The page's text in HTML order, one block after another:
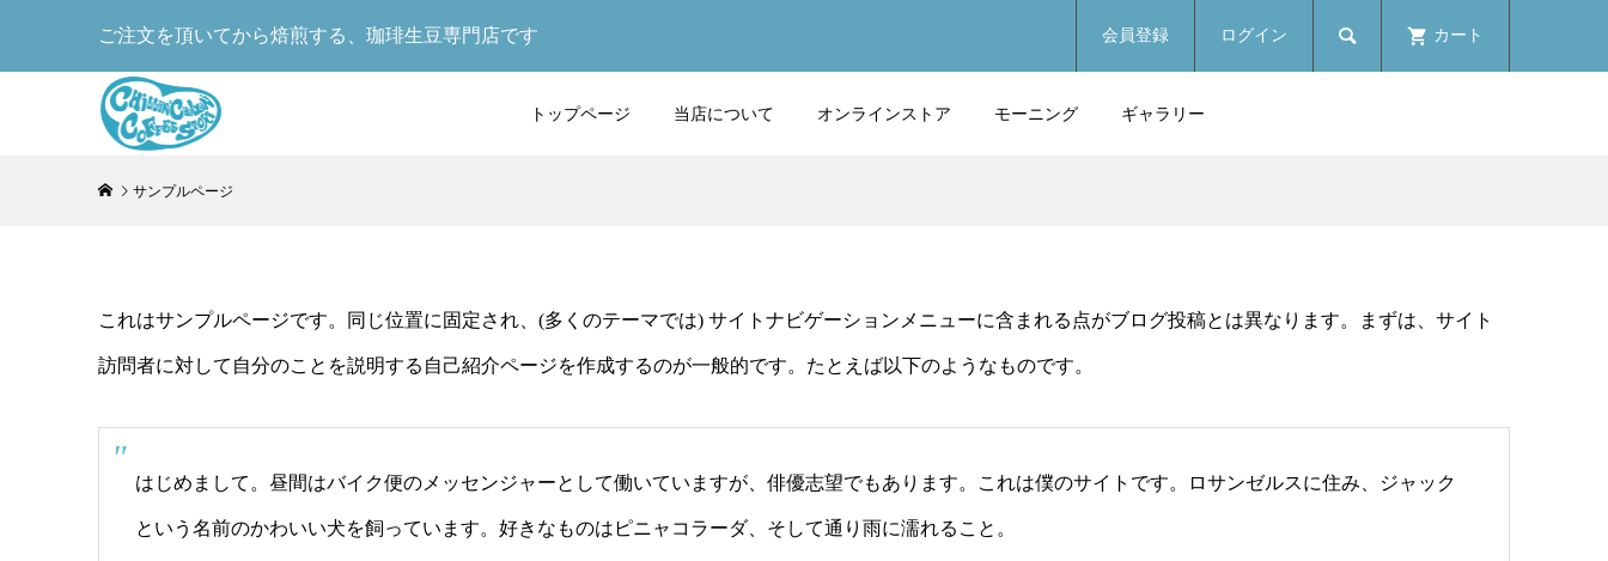
ご注文を頂いてから焙煎する、珈琲生豆専門店です 会員登録 ログイン  カート
トップページ 当店について オンラインストア モーニング ギャラリー
サンプルページ
これはサンプルページです。同じ位置に固定され、(多くのテーマでは) サイトナビゲーションメニューに含まれる点がブログ投稿とは異なります。まずは、サイト
訪問者に対して自分のことを説明する自己紹介ページを作成するのが一般的です。たとえば以下のようなものです。
はじめまして。昼間はバイク便のメッセンジャーとして働いていますが、俳優志望でもあります。これは僕のサイトです。ロサンゼルスに住み、ジャック
という名前のかわいい犬を飼っています。好きなものはピニャコラーダ、そして通り雨に濡れること。